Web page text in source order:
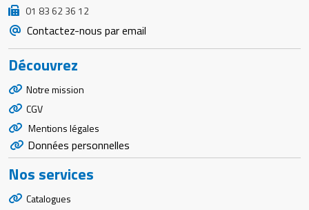
01 83 62 36 12
Contactez-nous par email
Découvrez
Notre mission
CGV
Mentions légales
Données personnelles
Nos services
Catalogues